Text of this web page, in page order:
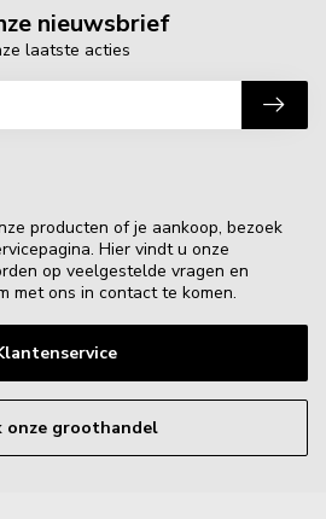
producten of je aankoop, bezoek
Hier vindt u onze
op veelgestelde vragen en
met ons in contact te komen.
onze groothandel
nieuwsbrief
laatste acties